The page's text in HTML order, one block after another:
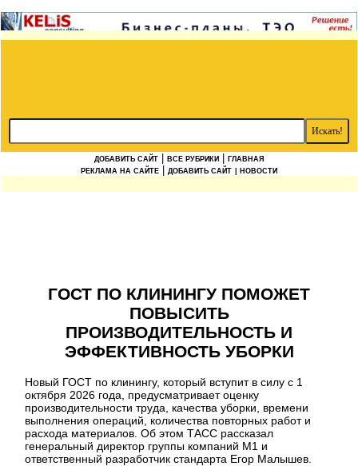
ДОБАВИТЬ САЙТ ВСЕ РУБРИКИ
ГЛАВНАЯ
РЕКЛАМА НА САЙТЕ
ДОБАВИТЬ САЙТ | НОВОСТИ
ГОСТ ПО КЛИНИНГУ ПОМОЖЕТ
ПОВЫСИТЬ
ПРОИЗВОДИТЕЛЬНОСТЬ И
ЭФФЕКТИВНОСТЬ УБОРКИ
Новый ГОСТ по клинингу, который вступит в силу с 1
октября 2026 года, предусматривает оценку
производительности труда, качества уборки, времени
выполнения операций, количества повторных работ и
расхода материалов. Об этом ТАСС рассказал
генеральный директор группы компаний М1 и
ответственный разработчик стандарта Егор Малышев.